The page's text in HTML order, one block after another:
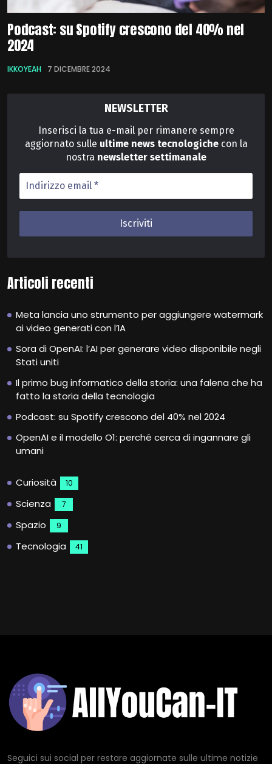
Podcast: su Spotify crescono del 40% nel
2024
IKKOYEAH 7 DICEMBRE 2024
NEWSLETTER
Inserisci la tua e-mail per rimanere sempre
aggiornato sulle ultime news tecnologichecon la
nostra newsletter settimanale
Articoli recenti
Meta lancia uno strumento per aggiungere watermark
ai video generati con l’IA
Sora di OpenAI: l’AI per generare video disponibile negli
Stati uniti
Il primo bug informatico della storia: una falena che ha
fatto la storia della tecnologia
Podcast: su Spotify crescono del 40% nel 2024
OpenAI e il modello O1: perché cerca di ingannare gli
umani
Curiosità 10
Scienza 7
Spazio 9
Tecnologia 41
Seguici sui social per restare aggiornate sulle ultime notizie